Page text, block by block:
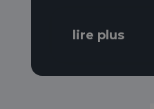
lire plus